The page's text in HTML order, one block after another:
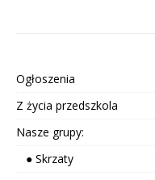
Ogłoszenia
Z życia przedszkola
Nasze grupy:
● Skrzaty